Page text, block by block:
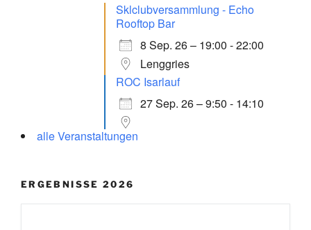
Sklclubversammlung - Echo
Rooftop Bar
8 Sep. 26 – 19:00 - 22:00
Lenggries
ROC Isarlauf
27 Sep. 26 – 9:50 - 14:10
alle Veranstaltungen
ERGEBNISSE 2026